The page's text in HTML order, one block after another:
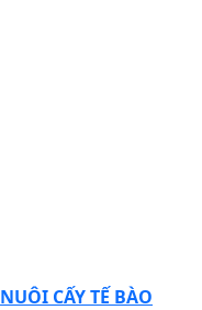
NUÔI CẤY TẾ BÀO